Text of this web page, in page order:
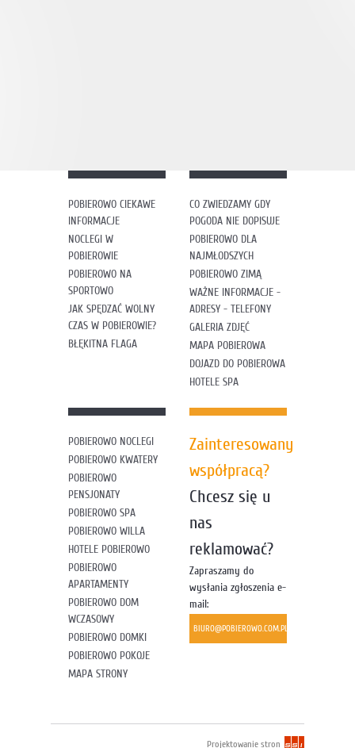
POBIEROWO CIEKAWE
INFORMACJE
NOCLEGI W
POBIEROWIE
POBIEROWO NA
SPORTOWO
JAK SPĘDZAĆ WOLNY
CZAS W POBIEROWIE?
BŁĘKITNA FLAGA
CO ZWIEDZAMY GDY
POGODA NIE DOPISUJE
POBIEROWO DLA
NAJMŁODSZYCH
POBIEROWO ZIMĄ
WAŻNE INFORMACJE -
ADRESY - TELEFONY
GALERIA ZDJĘĆ
MAPA POBIEROWA
DOJAZD DO POBIEROWA
HOTELE SPA
POBIEROWO NOCLEGI
POBIEROWO KWATERY
POBIEROWO
PENSJONATY
POBIEROWO SPA
POBIEROWO WILLA
HOTELE POBIEROWO
POBIEROWO
APARTAMENTY
POBIEROWO DOM
WCZASOWY
POBIEROWO DOMKI
POBIEROWO POKOJE
MAPA STRONY
Zainteresowany
współpracą?
Chcesz się u
nas
reklamować?
Zapraszamy do
wysłania zgłoszenia e-
mail:
BIURO@POBIEROWO.COM.PL
Projektowanie stron